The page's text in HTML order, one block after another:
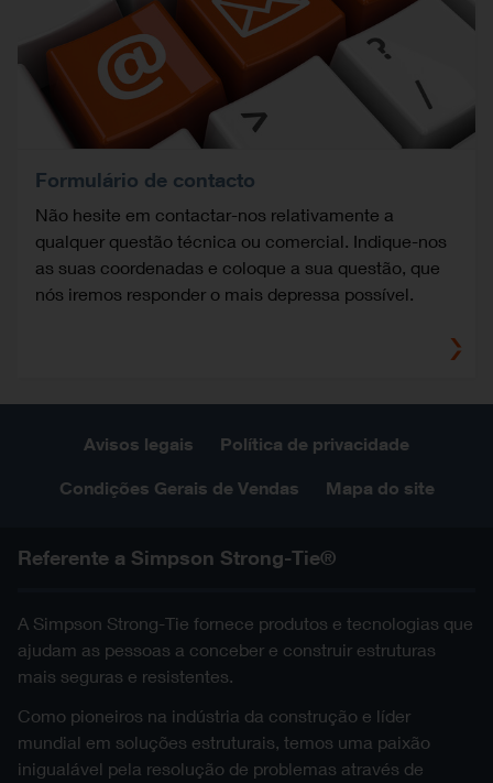
Formulário de contacto
Não hesite em contactar-nos relativamente a
qualquer questão técnica ou comercial. Indique-nos
as suas coordenadas e coloque a sua questão, que
nós iremos responder o mais depressa possível.
Avisos legais Política de privacidade
Condições Gerais de Vendas Mapa do site
Referente a Simpson Strong-Tie®
A Simpson Strong-Tie fornece produtos e tecnologias que
ajudam as pessoas a conceber e construir estruturas
mais seguras e resistentes.
Como pioneiros na indústria da construção e líder
mundial em soluções estruturais, temos uma paixão
inigualável pela resolução de problemas através de